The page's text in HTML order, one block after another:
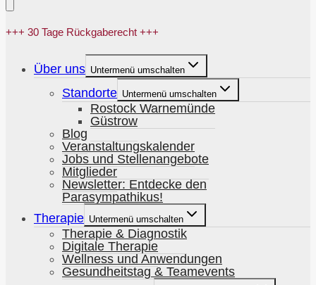
+++ 30 Tage Rückgaberecht +++
Über uns Untermenü umschalten
Standorte Untermenü umschalten
Rostock Warnemünde
Güstrow
Blog
Veranstaltungskalender
Jobs und Stellenangebote
Mitglieder
Newsletter: Entdecke den
Parasympathikus!
Therapie Untermenü umschalten
Therapie & Diagnostik
Digitale Therapie
Wellness und Anwendungen
Gesundheitstag & Teamevents